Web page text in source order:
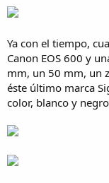
Ya con el tiempo,
Canon EOS 600 y
mm, un 50 mm, un
éste último marca
color, blanco y